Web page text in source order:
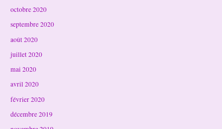
octobre 2020
septembre 2020
août 2020
juillet 2020
mai 2020
avril 2020
février 2020
décembre 2019